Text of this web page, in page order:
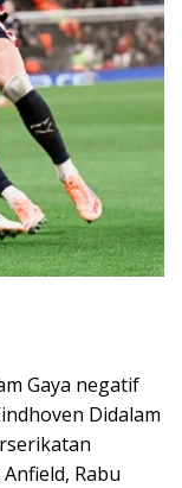
Gaya negatif
Didalam
Rabu